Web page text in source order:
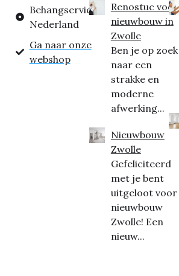
Behangservice
Nederland
Ga naar onze
webshop
Renostuc voor
nieuwbouw in
Zwolle
Ben je op zoek
naar een
strakke en
moderne
afwerking...
Nieuwbouw
Zwolle
Gefeliciteerd
met je bent
uitgeloot voor
nieuwbouw
Zwolle! Een
nieuw...